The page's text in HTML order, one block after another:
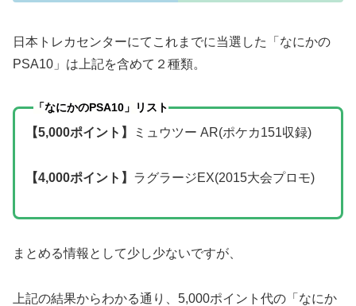
日本トレカセンターにてこれまでに当選した「なにかの
PSA10」は上記を含めて２種類。
「なにかのPSA10」リスト
【5,000ポイント】 ミュウツー AR(ポケカ151収録)
【4,000ポイント】 ラグラージEX(2015大会プロモ)
まとめる情報として少し少ないですが、
上記の結果からわかる通り、5,000ポイント代の「なにか